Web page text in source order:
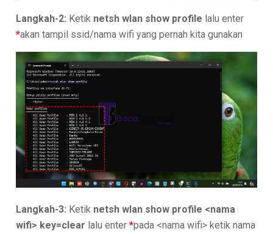
Langkah-2: Ketik netsh wlan show profile lalu enter
*akan tampil ssid/nama wifi yang pernah kita gunakan
Langkah-3: Ketik netsh wlan show profile <nama
wifi> key=clear lalu enter*pada <nama wifi> ketik nama